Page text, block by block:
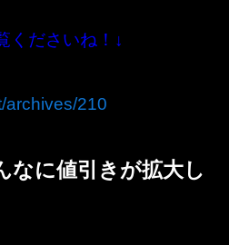
くださいね！↓
archives/210
なに値引きが拡大し